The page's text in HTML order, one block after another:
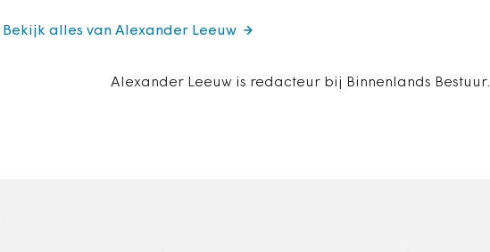
Alexander Leeuw is redacteur bij Binnenlands Bestuur.
Bekijk alles van Alexander Leeuw